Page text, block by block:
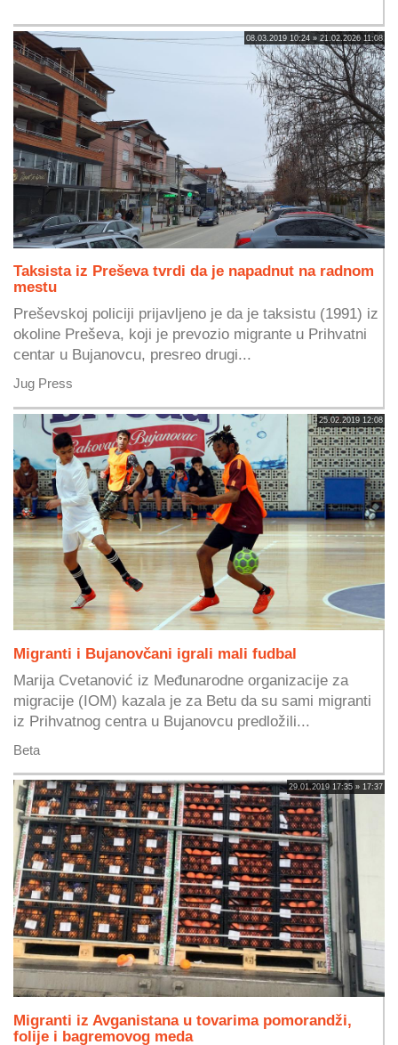
08.03.2019 10:24 » 21.02.2026 11:08
Taksista iz Preševa tvrdi da je napadnut na radnom
mestu
Preševskoj policiji prijavljeno je da je taksistu (1991) iz
okoline Preševa, koji je prevozio migrante u Prihvatni
centar u Bujanovcu, presreo drugi...
Jug Press
25.02.2019 12:08
Migranti i Bujanovčani igrali mali fudbal
Marija Cvetanović iz Međunarodne organizacije za
migracije (IOM) kazala je za Betu da su sami migranti
iz Prihvatnog centra u Bujanovcu predložili...
Beta
29.01.2019 17:35 » 17:37
Migranti iz Avganistana u tovarima pomorandži,
folije i bagremovog meda